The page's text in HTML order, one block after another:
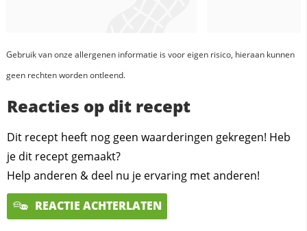
Gebruik van onze allergenen informatie is voor eigen risico, hieraan kunnen
geen rechten worden ontleend.
Reacties op dit recept
Dit recept heeft nog geen waarderingen gekregen! Heb
je dit recept gemaakt?
Help anderen & deel nu je ervaring met anderen!
REACTIE ACHTERLATEN